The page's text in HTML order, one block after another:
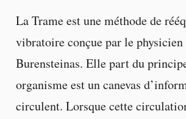
La Trame est une méthode de
vibratoire conçue par le
Burensteinas. Elle part du
organisme est un canevas
circulent. Lorsque cette